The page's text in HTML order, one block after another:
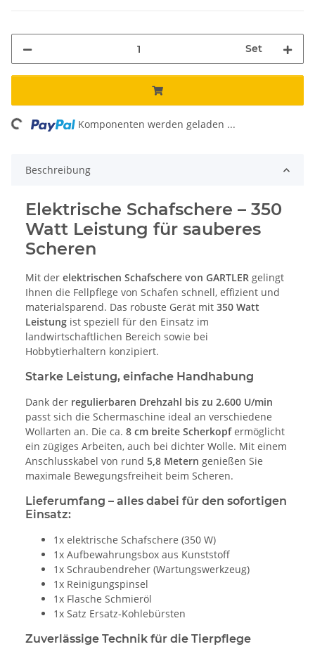
Set
Komponenten werden geladen ...
Beschreibung
Elektrische Schafschere – 350
Watt Leistung für sauberes
Scheren
Mit der elektrischen Schafschere von GARTLER gelingt
Ihnen die Fellpflege von Schafen schnell, effizient und
materialsparend. Das robuste Gerät mit 350 Watt
Leistung ist speziell für den Einsatz im
landwirtschaftlichen Bereich sowie bei
Hobbytierhaltern konzipiert.
Starke Leistung, einfache Handhabung
Dank der regulierbaren Drehzahl bis zu 2.600 U/min
passt sich die Schermaschine ideal an verschiedene
Wollarten an. Die ca. 8 cm breite Scherkopfermöglicht
ein zügiges Arbeiten, auch bei dichter Wolle. Mit einem
Anschlusskabel von rund 5,8 Metern genießen Sie
maximale Bewegungsfreiheit beim Scheren.
Lieferumfang – alles dabei für den sofortigen
Einsatz:
1x elektrische Schafschere (350 W)
1x Aufbewahrungsbox aus Kunststoff
1x Schraubendreher (Wartungswerkzeug)
1x Reinigungspinsel
1x Flasche Schmieröl
1x Satz Ersatz-Kohlebürsten
Zuverlässige Technik für die Tierpflege